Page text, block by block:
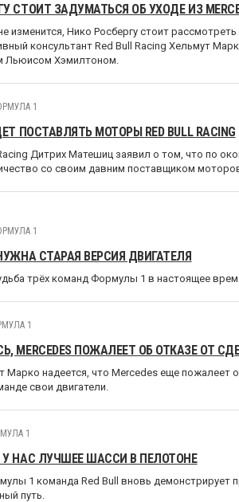
СТОИТ ЗАДУМАТЬСЯ ОБ УХОДЕ ИЗ
изменится, Нико Росбергу стоит
консультант Red Bull Racing Хельмут
Льюисом Хэмилтоном.
1
ПОСТАВЛЯТЬ МОТОРЫ RED BULL RACING
Дитрих Матешиц заявил о том, что по
со своим давним поставщиком
1
СТАРАЯ ВЕРСИЯ ДВИГАТЕЛЯ
трёх команд Формулы 1 в настоящее
1
ПОЖАЛЕЕТ ОБ ОТКАЗЕ ОТ
Марко надеется, что Mercedes еще пожалеет
свои двигатели.
1
НАС ЛУЧШЕЕ ШАССИ В ПЕЛОТОНЕ
1 команда Red Bull вновь демонстрирует
путь.